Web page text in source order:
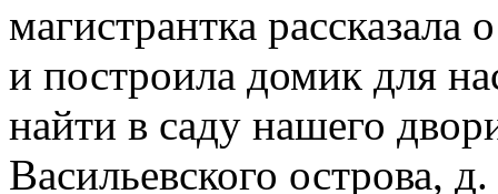
магистрантка рассказала
и построила домик для
найти в саду нашего
Васильевского острова,